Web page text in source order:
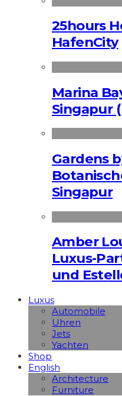
25hours
HafenCity
Marina
Singapur
Gardens
Singapur
Amber
Luxus-
und
Luxus
Automobile
Uhren
Jets
Yachten
Shop
English
Architecture
Furniture